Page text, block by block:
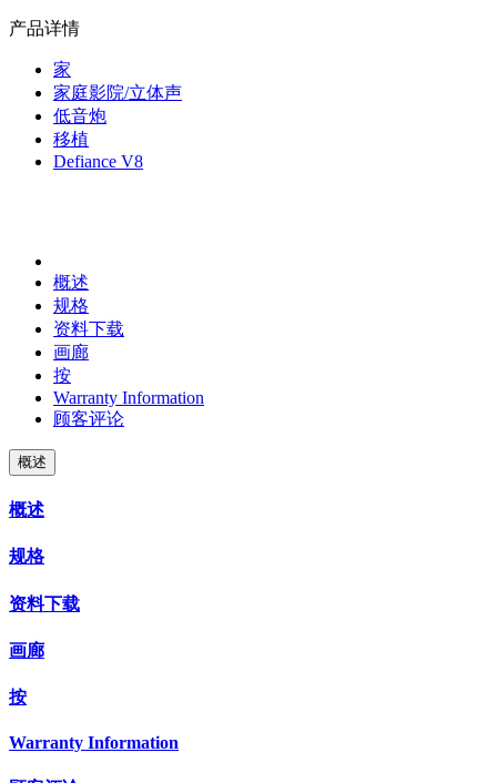
产品详情
家
家庭影院/立体声
低音炮
移植
Defiance V8
概述
规格
资料下载
画廊
按
Warranty Information
顾客评论
概述
概述
规格
资料下载
画廊
按
Warranty Information